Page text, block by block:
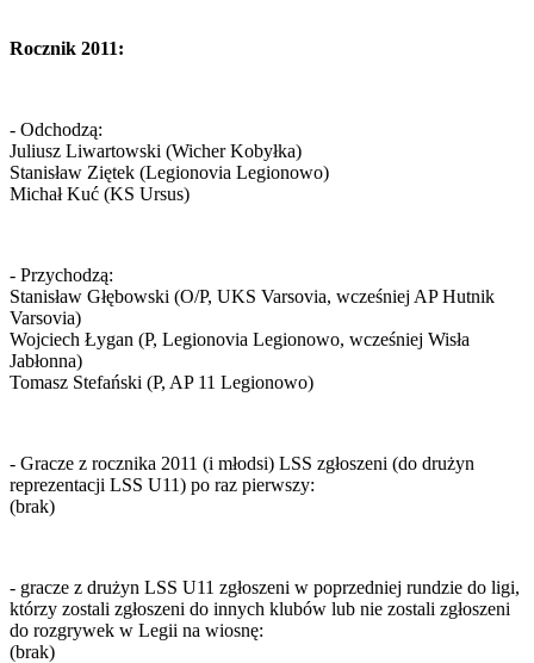
Rocznik 2011:
- Odchodzą:
Juliusz Liwartowski (Wicher Kobyłka)
Stanisław Ziętek (Legionovia Legionowo)
Michał Kuć (KS Ursus)
- Przychodzą:
Stanisław Głębowski (O/P, UKS Varsovia, wcześniej AP Hutnik
Varsovia)
Wojciech Łygan (P, Legionovia Legionowo, wcześniej Wisła
Jabłonna)
Tomasz Stefański (P, AP 11 Legionowo)
- Gracze z rocznika 2011 (i młodsi) LSS zgłoszeni (do drużyn
reprezentacji LSS U11) po raz pierwszy:
(brak)
- gracze z drużyn LSS U11 zgłoszeni w poprzedniej rundzie do ligi,
którzy zostali zgłoszeni do innych klubów lub nie zostali zgłoszeni
do rozgrywek w Legii na wiosnę:
(brak)